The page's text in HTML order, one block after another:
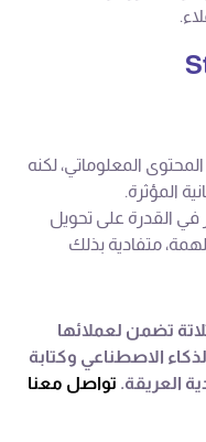
المعلوماتي، لكنه
المؤثرة.
في القدرة على تحويل
متفادية بذلك
تضمن لعملائها
الاصطناعي وكتابة
العريقة. تواصل معنا